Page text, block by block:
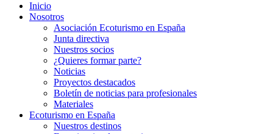
Inicio
Nosotros
Asociación Ecoturismo en España
Junta directiva
Nuestros socios
¿Quieres formar parte?
Noticias
Proyectos destacados
Boletín de noticias para profesionales
Materiales
Ecoturismo en España
Nuestros destinos